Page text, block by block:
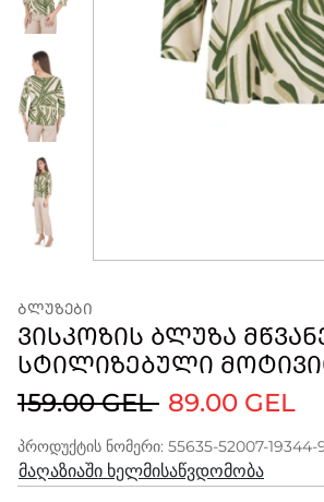
ᲑᲚᲣᲖᲔᲑᲘ
ᲕᲘᲡᲙᲝᲖᲘᲡ ᲑᲚᲣᲖᲐ
ᲡᲢᲘᲚᲘᲖᲔᲑᲣᲚᲘ
159.00 GEL 89.00 GEL
პროდუქტის ნომერი: 55635-52007-19344-
მაღაზიაში ხელმისაწვდომობა